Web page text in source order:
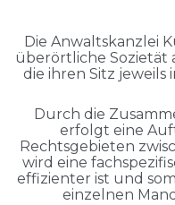
Die Anwaltskanzlei
überörtliche Sozietät
die ihren Sitz
Durch die
erfolgt eine
Rechtsgebieten
wird eine
effizienter ist und
einzelnen